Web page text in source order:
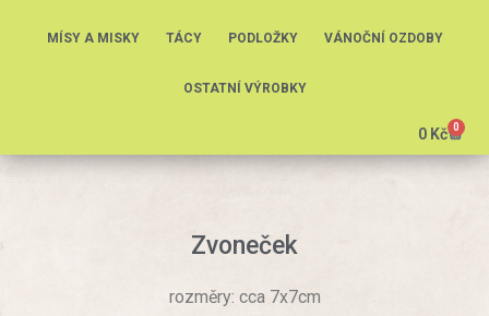
MÍSY A MISKY TÁCY PODLOŽKY VÁNOČNÍ OZDOBY
OSTATNÍ VÝROBKY
0 Kč 0
Zvoneček
rozměry: cca 7x7cm